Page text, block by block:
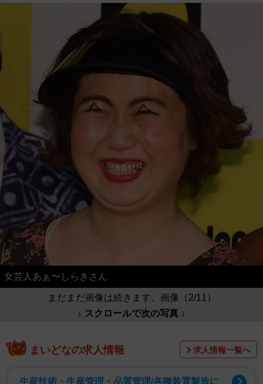
女芸人あぁ〜しらきさん
まだまだ画像は続きます。画像（2/11）
↓ スクロールで次の写真 ↓
まいどなの求人情報 求人情報一覧へ
生産技術・生産管理・品質管理/各種装置製造に